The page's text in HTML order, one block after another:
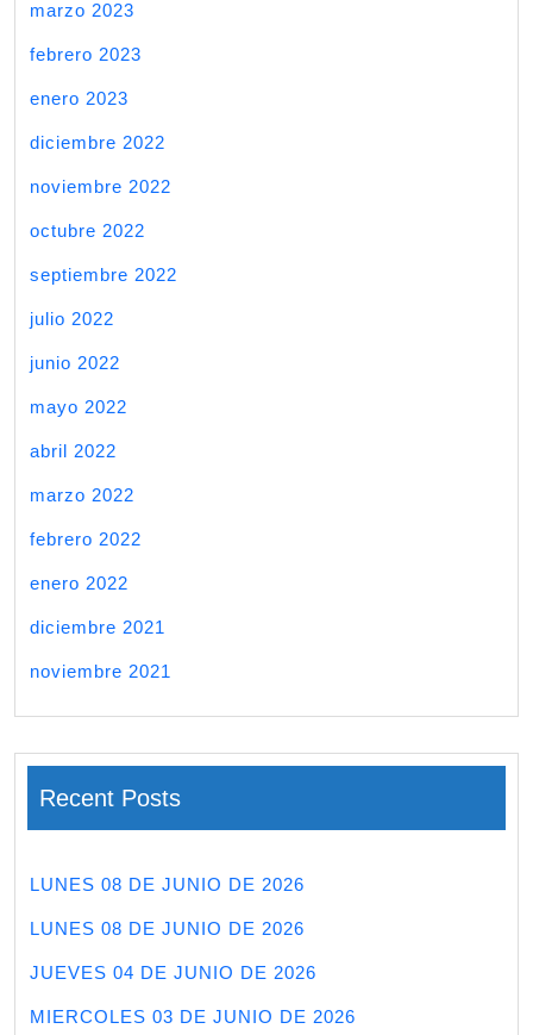
marzo 2023
febrero 2023
enero 2023
diciembre 2022
noviembre 2022
octubre 2022
septiembre 2022
julio 2022
junio 2022
mayo 2022
abril 2022
marzo 2022
febrero 2022
enero 2022
diciembre 2021
noviembre 2021
Recent Posts
LUNES 08 DE JUNIO DE 2026
LUNES 08 DE JUNIO DE 2026
JUEVES 04 DE JUNIO DE 2026
MIERCOLES 03 DE JUNIO DE 2026